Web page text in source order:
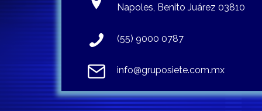
Napoles, Benito Juárez 03810
(55) 9000 0787
info@gruposiete.com.mx